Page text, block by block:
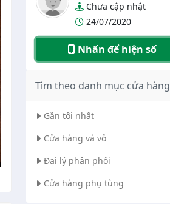
Chưa cập nhật
24/07/2020
Nhấn để hiện số
Tìm theo danh mục cửa hàng
Gần tôi nhất
Cửa hàng vá vỏ
Đại lý phân phối
Cửa hàng phụ tùng